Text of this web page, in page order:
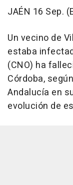
JAÉN 16 Sep.
Un vecino de
estaba
(CNO) ha
Córdoba,
Andalucía en
evolución de